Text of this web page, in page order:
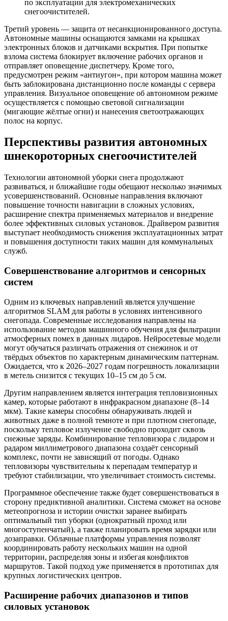
по эксплуатации для электромеханических
снегоочистителей.
Третий уровень — защита от несанкционированного доступа.
Автономные машины оснащаются замками на крышках
электронных блоков и датчиками вскрытия. При попытке
взлома система блокирует включение рабочих органов и
отправляет оповещение диспетчеру. Кроме того,
предусмотрен режим «антиугон», при котором машина может
быть заблокирована дистанционно после команды с сервера
управления. Визуальное оповещение об автономном режиме
осуществляется с помощью световой сигнализации
(мигающие жёлтые огни) и нанесения светоотражающих
полос на корпус.
Перспективы развития автономных
шнекороторных снегоочистителей
Технологии автономной уборки снега продолжают
развиваться, и ближайшие годы обещают несколько значимых
усовершенствований. Основные направления включают
повышение точности навигации в сложных условиях,
расширение спектра применяемых материалов и внедрение
более эффективных силовых установок. Драйвером развития
выступает необходимость снижения эксплуатационных затрат
и повышения доступности таких машин для коммунальных
служб.
Совершенствование алгоритмов и сенсорных
систем
Одним из ключевых направлений является улучшение
алгоритмов SLAM для работы в условиях интенсивного
снегопада. Современные исследования направлены на
использование методов машинного обучения для фильтрации
атмосферных помех в данных лидаров. Нейросетевые модели
могут обучаться различать отражения от снежинок и от
твёрдых объектов по характерным динамическим паттернам.
Ожидается, что к 2026–2027 годам погрешность локализации
в метель снизится с текущих 10–15 см до 5 см.
Другим направлением является интеграция тепловизионных
камер, которые работают в инфракрасном диапазоне (8–14
мкм). Такие камеры способны обнаруживать людей и
животных даже в полной темноте и при плотном снегопаде,
поскольку тепловое излучение свободно проходит сквозь
снежные заряды. Комбинирование тепловизора с лидаром и
радаром миллиметрового диапазона создаёт сенсорный
комплекс, почти не зависящий от погоды. Однако
тепловизоры чувствительны к перепадам температур и
требуют стабилизации, что увеличивает стоимость системы.
Программное обеспечение также будет совершенствоваться в
сторону предиктивной аналитики. Система сможет на основе
метеопрогноза и истории очистки заранее выбирать
оптимальный тип уборки (однократный проход или
многоступенчатый), а также планировать время зарядки или
дозаправки. Облачные платформы управления позволят
координировать работу нескольких машин на одной
территории, распределяя зоны и избегая конфликтов
маршрутов. Такой подход уже применяется в прототипах для
крупных логистических центров.
Расширение рабочих диапазонов и типов
силовых установок